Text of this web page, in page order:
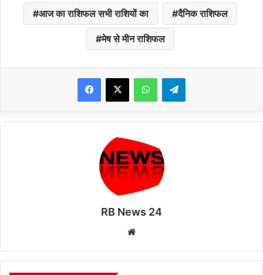
आज का राशिफल सभी राशियों का दैनिक राशिफल
मेष से मीन राशिफल
WhatsAppTelegram
RB News 24